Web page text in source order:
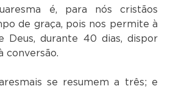
é, para nós cristãos
de graça, pois nos permite à
Deus, durante 40 dias, dispor
conversão.
se resumem a três; e